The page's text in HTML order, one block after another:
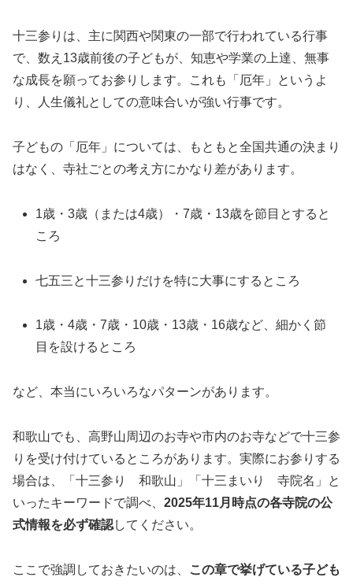
十三参りは、主に関西や関東の一部で行われている行事
で、数え13歳前後の子どもが、知恵や学業の上達、無事
な成長を願ってお参りします。これも「厄年」というよ
り、人生儀礼としての意味合いが強い行事です。
子どもの「厄年」については、もともと全国共通の決まり
はなく、寺社ごとの考え方にかなり差があります。
1歳・3歳（または4歳）・7歳・13歳を節目とすると
ころ
七五三と十三参りだけを特に大事にするところ
1歳・4歳・7歳・10歳・13歳・16歳など、細かく節
目を設けるところ
など、本当にいろいろなパターンがあります。
和歌山でも、高野山周辺のお寺や市内のお寺などで十三参
りを受け付けているところがあります。実際にお参りする
場合は、「十三参り 和歌山」「十三まいり 寺院名」と
いったキーワードで調べ、 2025年11月時点の各寺院の公
式情報を必ず確認してください。
ここで強調しておきたいのは、
この章で挙げている子ども